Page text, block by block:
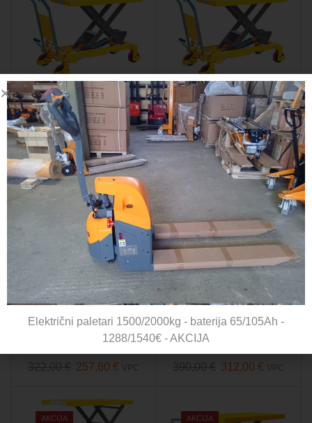
Mobilni podizni stol 1000kg
Šifra:MPS1000
630,00€ 504,00 €
Mobilni podizni stol 1500kg
Šifra:MPS1500
612,00 € 489,60€ VPC
Mobilni podizni stol 150kg
1100mm
322,00
€ 257,60 €
1300mm
390,00
€ 312,00€
AKCIJA AKCIJA
Električni paletari 1500/2000kg - baterija 65/105Ah -
1288/1540€ - AKCIJA